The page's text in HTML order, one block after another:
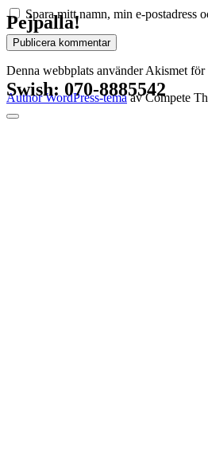
Pejpalla!
Swish: 070-8885542
Spara mitt namn, min e-postadress
Denna webbplats använder Akismet för
Author WordPress-temaav Compete
Rulla